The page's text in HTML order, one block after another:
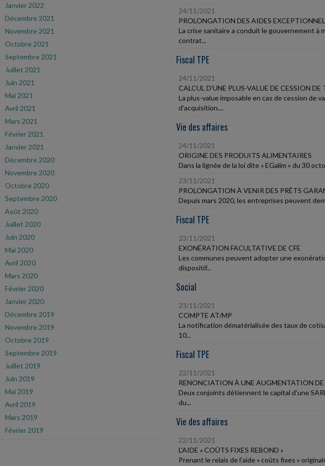
Janvier 2022
Décembre 2021
Novembre 2021
Octobre 2021
Septembre 2021
Juillet 2021
Juin 2021
Mai 2021
Avril 2021
Mars 2021
Février 2021
Janvier 2021
Décembre 2020
Novembre 2020
Octobre 2020
Septembre 2020
Août 2020
Juillet 2020
Juin 2020
Mai 2020
Avril 2020
Mars 2020
Février 2020
Janvier 2020
Décembre 2019
Novembre 2019
Octobre 2019
Septembre 2019
Juillet 2019
Juin 2019
Mai 2019
Avril 2019
Mars 2019
Février 2019
24/11/2021
PROLONGATION DES AIDES
La crise sanitaire a conduit le gouvernement à
contrat...
Fiscal TPE
24/11/2021
CALCUL D'UNE PLUS-VALUE DE CESSION DE
La plus-value imposable en cas de cession de
d'acquisition....
Vie des affaires
24/11/2021
ORIGINE DES PRODUITS ALIMENTAIRES
Dans la lignée de la loi dite « EGalim » du 30
23/11/2021
PROLONGATION À VENIR DES PRÊTS
Depuis mars 2020, les entreprises peuvent
Fiscal TPE
23/11/2021
EXONÉRATION FACULTATIVE DE CFE
Les communes peuvent adopter une
dispositif...
Social
23/11/2021
COMPTE AT/MP
La notification dématérialisée des taux de
10...
Fiscal TPE
22/11/2021
RENONCIATION À UNE AUGMENTATION
Deux conjoints détiennent le capital d'une
du...
Vie des affaires
22/11/2021
L'AIDE « COÛTS FIXES REBOND »
Prenant le relais de l'aide « coûts fixes »